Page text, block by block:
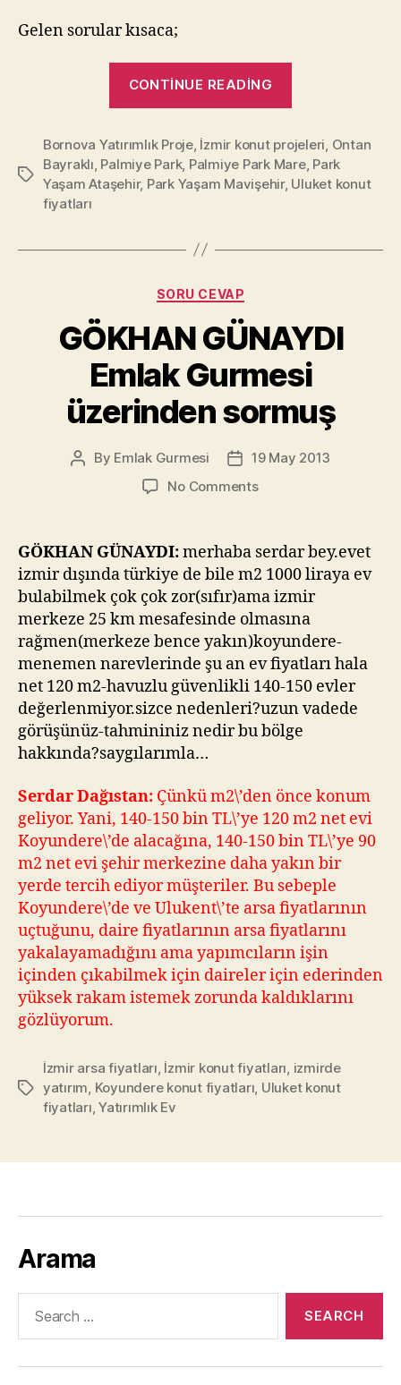
Gelen sorular kısaca;
CONTINUE READING
Kırdım!
–
Canlı
Tags
Bornova Yatırımlık Proje, İzmir konut projeleri Ontan
Bayraklı Palmiye Park, Palmiye Park Mare, Park
Yaşam Ataşehir, Park Yaşam Mavişehir, Uluket konut
fiyatları
Categories
SORU CEVAP
GÖKHAN GÜNAYDI
Emlak Gurmesi
üzerinden sormuş
Post
By Emlak Gurmesi
Post
date
19 May 2013
No Commentson
Emlak
Gurmesi
üzerinden
sormuş
GÖKHAN GÜNAYDI:merhaba serdar bey.evet
izmir dışında türkiye de bile m2 1000 liraya ev
bulabilmek çok çok zor(sıfır)ama izmir
merkeze 25 km mesafesinde olmasına
rağmen(merkeze bence yakın)koyundere-
menemen narevlerinde şu an ev fiyatları hala
net 120 m2-havuzlu güvenlikli 140-150 evler
değerlenmiyor.sizce nedenleri?uzun vadede
görüşünüz-tahmininiz nedir bu bölge
hakkında?saygılarımla…
Serdar Dağıstan: Çünkü m2\’den önce konum
geliyor. Yani, 140-150 bin TL\’ye 120 m2 net evi
Koyundere\’de alacağına, 140-150 bin TL\’ye 90
m2 net evi şehir merkezine daha yakın bir
yerde tercih ediyor müşteriler. Bu sebeple
Koyundere\’de ve Ulukent\’te arsa fiyatlarının
uçtuğunu, daire fiyatlarının arsa fiyatlarını
yakalayamadığını ama yapımcıların işin
içinden çıkabilmek için daireler için ederinden
yüksek rakam istemek zorunda kaldıklarını
gözlüyorum.
Tags
İzmir arsa fiyatları İzmir konut fiyatları izmirde
yatırım Koyundere konut fiyatları Uluket konut
fiyatları ,Yatırımlık Ev
Arama